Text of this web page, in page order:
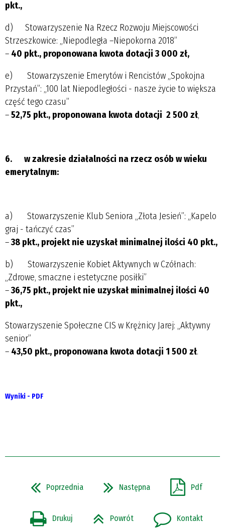
pkt.,
d) Stowarzyszenie Na Rzecz Rozwoju Miejscowości
Strzeszkowice: „Niepodległa –Niepokorna 2018”
– 40 pkt., proponowana kwota dotacji 3 000 zł,
e) Stowarzyszenie Emerytów i Rencistów „Spokojna
Przystań”: „100 lat Niepodległości - nasze życie to większa
część tego czasu”
–52,75 pkt., proponowana kwota dotacji 2 500 zł,
6. w zakresie działalności na rzecz osób w wieku
emerytalnym:
a) Stowarzyszenie Klub Seniora „Złota Jesień”: „Kapelo
graj - tańczyć czas”
–38 pkt., projekt nie uzyskał minimalnej ilości 40 pkt.,
b) Stowarzyszenie Kobiet Aktywnych w Czółnach:
„Zdrowe, smaczne i estetyczne posiłki”
–36,75 pkt., projekt nie uzyskał minimalnej ilości 40
pkt.,
Stowarzyszenie Społeczne CIS w Krężnicy Jarej: „Aktywny
senior”
– 43,50 pkt., proponowana kwota dotacji 1 500 zł.
Wyniki - PDF
Poprzednia Następna Pdf
Drukuj Powrót Kontakt